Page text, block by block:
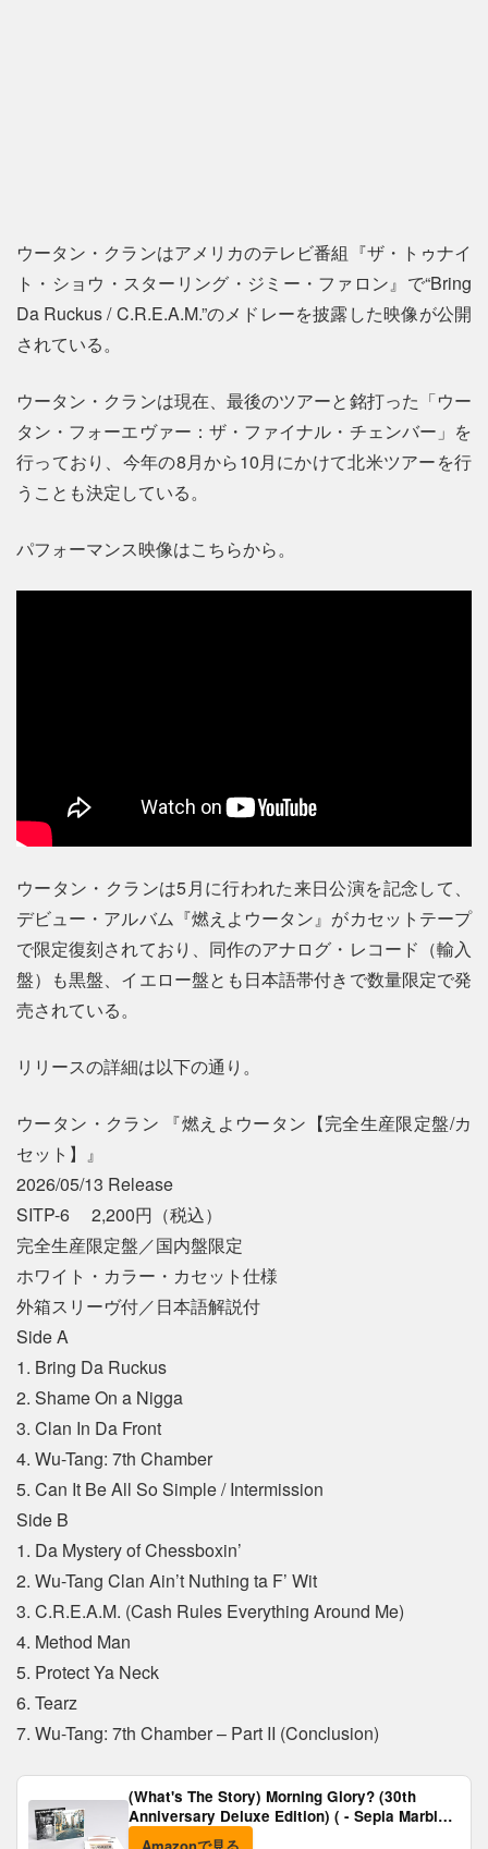
ウータン・クランはアメリカのテレビ番組『ザ・トゥナイ
ト・ショウ・スターリング・ジミー・ファロン』で“Bring
Da Ruckus / C.R.E.A.M.”のメドレーを披露した映像が公開
されている。
ウータン・クランは現在、最後のツアーと銘打った「ウー
タン・フォーエヴァー：ザ・ファイナル・チェンバー」を
行っており、今年の8月から10月にかけて北米ツアーを行
うことも決定している。
パフォーマンス映像はこちらから。
ウータン・クランは5月に行われた来日公演を記念して、
デビュー・アルバム『燃えよウータン』がカセットテープ
で限定復刻されており、同作のアナログ・レコード（輸入
盤）も黒盤、イエロー盤とも日本語帯付きで数量限定で発
売されている。
リリースの詳細は以下の通り。
ウータン・クラン 『燃えよウータン【完全生産限定盤/カ
セット】』
2026/05/13 Release
SITP-6 2,200円（税込）
完全生産限定盤／国内盤限定
ホワイト・カラー・カセット仕様
外箱スリーヴ付／日本語解説付
Side A
1. Bring Da Ruckus
2. Shame On a Nigga
3. Clan In Da Front
4. Wu-Tang: 7th Chamber
5. Can It Be All So Simple / Intermission
Side B
1. Da Mystery of Chessboxin’
2. Wu-Tang Clan Ain’t Nuthing ta F’ Wit
3. C.R.E.A.M. (Cash Rules Everything Around Me)
4. Method Man
5. Protect Ya Neck
6. Tearz
7. Wu-Tang: 7th Chamber – Part II (Conclusion)
(What's The Story) Morning Glory? (30th
Anniversary Deluxe Edition) ( - Sepia Marble
Vinyl) [Analog]